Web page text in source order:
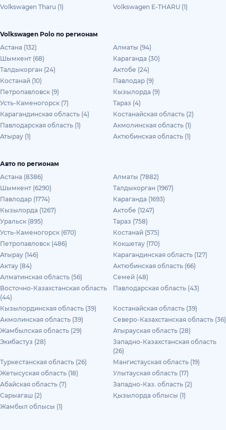
Volkswagen Tharu (1)
Volkswagen E-THARU (1)
Volkswagen Polo по регионам
Астана (132)
Алматы (94)
Шымкент (68)
Караганда (30)
Талдыкорган (24)
Актобе (24)
Костанай (10)
Павлодар (9)
Петропавловск (9)
Кызылорда (9)
Усть-Каменогорск (7)
Тараз (4)
Карагандинская область (4)
Костанайская область (2)
Павлодарская область (1)
Акмолинская область (1)
Атырау (1)
Актюбинская область (1)
Авто по регионам
Астана (8386)
Алматы (7882)
Шымкент (6290)
Талдыкорган (1967)
Павлодар (1774)
Караганда (1693)
Кызылорда (1267)
Актобе (1247)
Уральск (895)
Тараз (758)
Усть-Каменогорск (670)
Костанай (575)
Петропавловск (486)
Кокшетау (170)
Атырау (146)
Карагандинская область (127)
Актау (84)
Актюбинская область (66)
Алматинская область (56)
Семей (48)
Восточно-Казахстанская область
(44)
Павлодарская область (43)
Кызылординская область (39)
Костанайская область (39)
Акмолинская область (39)
Северо-Казахстанская область (36)
Жамбылская область (29)
Атырауская область (28)
Экибастуз (28)
Западно-Казахстанская область
(26)
Туркестанская область (26)
Мангистауская область (19)
Жетысуская область (18)
Улытауская область (17)
Абайская область (7)
Западно-Каз. область (2)
Сарыагаш (2)
Қызылорда облысы (1)
Жамбыл облысы (1)